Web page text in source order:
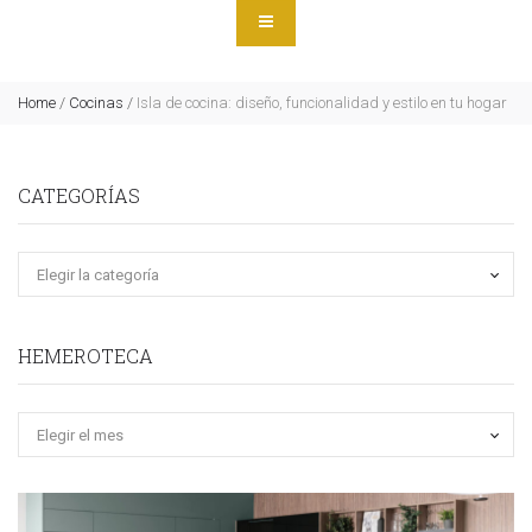
Home / Cocinas / Isla de cocina: diseño, funcionalidad y estilo en tu hogar
CATEGORÍAS
HEMEROTECA